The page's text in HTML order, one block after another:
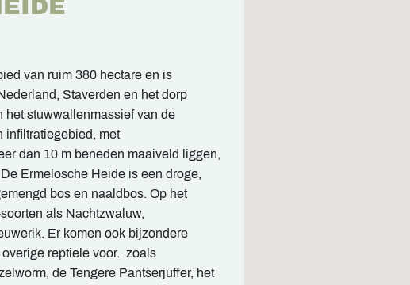
van ruim 380 hectare en is
Staverden en het dorp
het stuwwallenmassief van de
infiltratiegebied, met
dan 10 m beneden maaiveld liggen,
Ermelosche Heide is een droge,
bos en naaldbos. Op het
als Nachtzwaluw,
Er komen ook bijzondere
reptiele voor. zoals
de Tengere Pantserjuffer, het